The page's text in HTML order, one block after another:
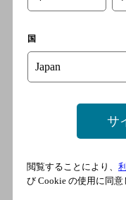
国
サ
閲覧することにより、
び Cookie の使用に同意